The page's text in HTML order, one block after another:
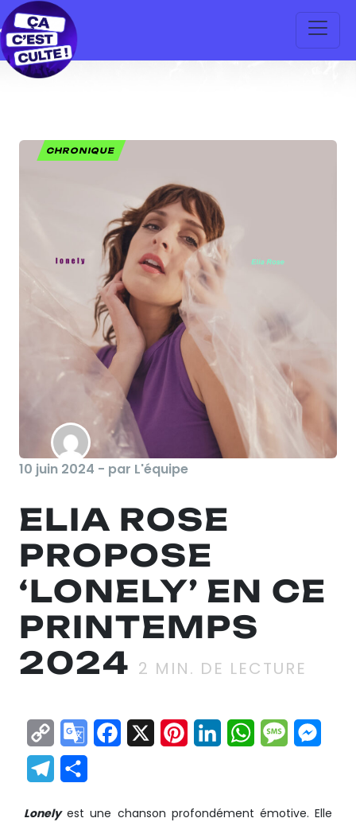
CHRONIQUE
10 juin 2024 - par L'équipe
ELIA ROSE
PROPOSE
‘LONELY’ EN CE
PRINTEMPS
2024 2 MIN. DE LECTURE
Copy
Link
GoogleFacebook
X Pinterest
LinkedInWhatsApp
Telegram
Lonelyest une chanson profondément émotive. Elle